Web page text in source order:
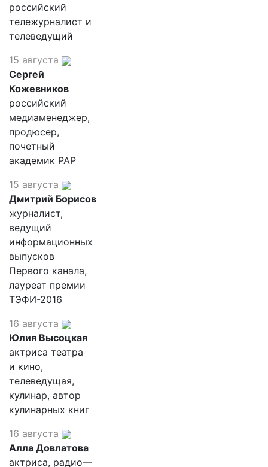
российский
тележурналист и
телеведущий
15 августа
Сергей
Кожевников
российский
медиаменеджер,
продюсер,
почетный
академик РАР
15 августа
Дмитрий Борисов
журналист,
ведущий
информационных
выпусков
Первого канала,
лауреат премии
ТЭФИ-2016
16 августа
Юлия Высоцкая
актриса театра
и кино,
телеведущая,
кулинар, автор
кулинарных книг
16 августа
Алла Довлатова
актриса, радио—